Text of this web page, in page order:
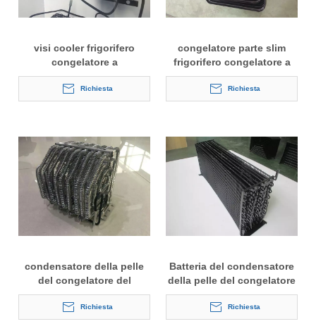
visi cooler frigorifero
congelatore a
condensatore
Richiesta
congelatore parte slim
frigorifero congelatore a
condensatore
Richiesta
condensatore della pelle
del congelatore del
frigorifero
Richiesta
Batteria del condensatore
della pelle del congelatore
profondo
Richiesta